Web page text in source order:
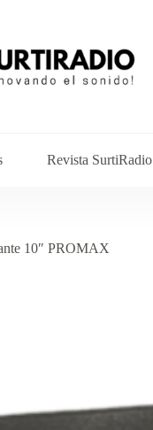
Revista SurtiRadio
10″ PROMAX